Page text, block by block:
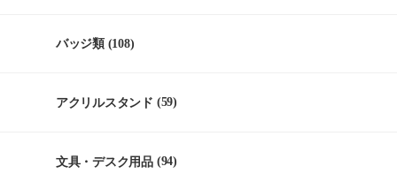
バッジ類(108)
アクリルスタンド (59)
文具・デスク用品 (94)